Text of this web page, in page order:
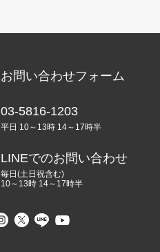
お問い合わせフォーム
03-5816-1203
平日 10～13時 14～17時半
LINEでのお問い合わせ
毎日(土日祝含む)
10～13時 14～17時半